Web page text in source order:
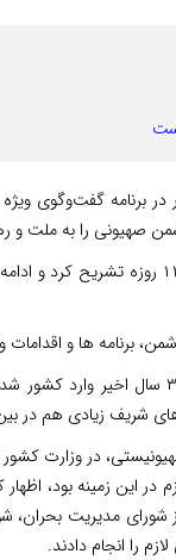
در برنامه گفت‌وگوی
صهیونی را به ملت
وی مهمترین اقدامات وزارت کشور را
برنامه ها و
مومنی در پاسخ به اینکه آیا برخی
شریف زیادی هم در
در وزارت
در این زمینه بود،
شورای مدیریت
را انجام دادند.